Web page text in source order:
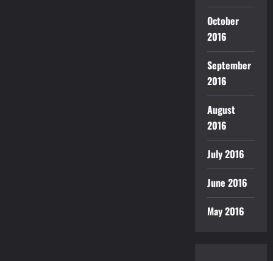
October
2016
September
2016
August
2016
July 2016
June 2016
May 2016